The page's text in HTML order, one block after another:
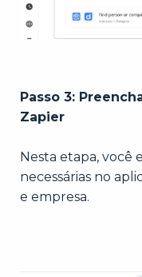
Passo 3:
Zapier
Nesta etapa, você
necessárias no
e empresa.